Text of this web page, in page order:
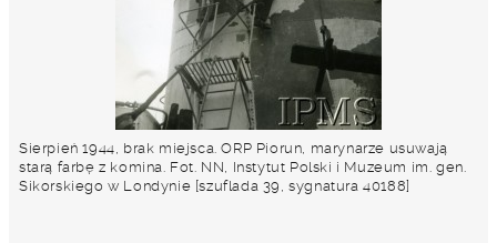
Sierpień 1944, brak miejsca. ORP Piorun, marynarze usuwają
starą farbę z komina. Fot. NN, Instytut Polski i Muzeum im. gen.
Sikorskiego w Londynie [szuflada 39, sygnatura 40188]